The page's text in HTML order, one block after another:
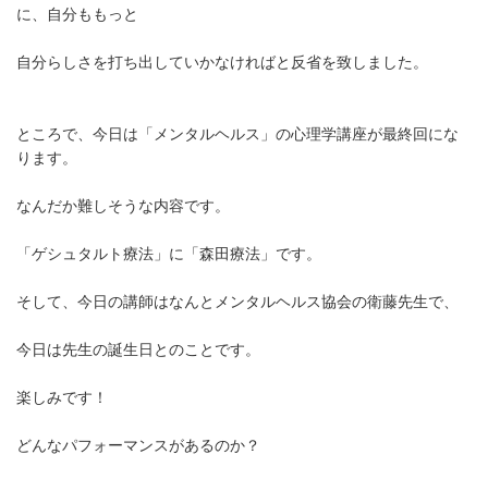
に、自分ももっと
自分らしさを打ち出していかなければと反省を致しました。
ところで、今日は「メンタルヘルス」の心理学講座が最終回にな
ります。
なんだか難しそうな内容です。
「ゲシュタルト療法」に「森田療法」です。
そして、今日の講師はなんとメンタルヘルス協会の衛藤先生で、
今日は先生の誕生日とのことです。
楽しみです！
どんなパフォーマンスがあるのか？